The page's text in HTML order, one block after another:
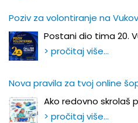
Poziv za volontiranje na
Postani dio tima 20.
> pročitaj više…
Nova pravila za tvoj online
Ako redovno skrolaš
> pročitaj više…